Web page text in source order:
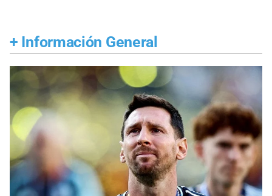
+ Información General